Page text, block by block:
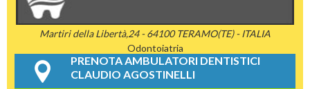
Martiri della Libertà,24 - 64100 TERAMO(TE) - ITALIA
Odontoiatria
PRENOTA AMBULATORI DENTISTICI
CLAUDIO AGOSTINELLI